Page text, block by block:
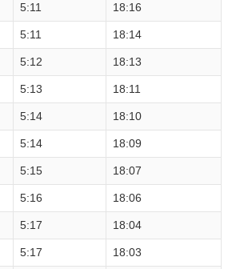
5:11 18:16
5:11 18:14
5:12 18:13
5:13 18:11
5:14 18:10
5:14 18:09
5:15 18:07
5:16 18:06
5:17 18:04
5:17 18:03